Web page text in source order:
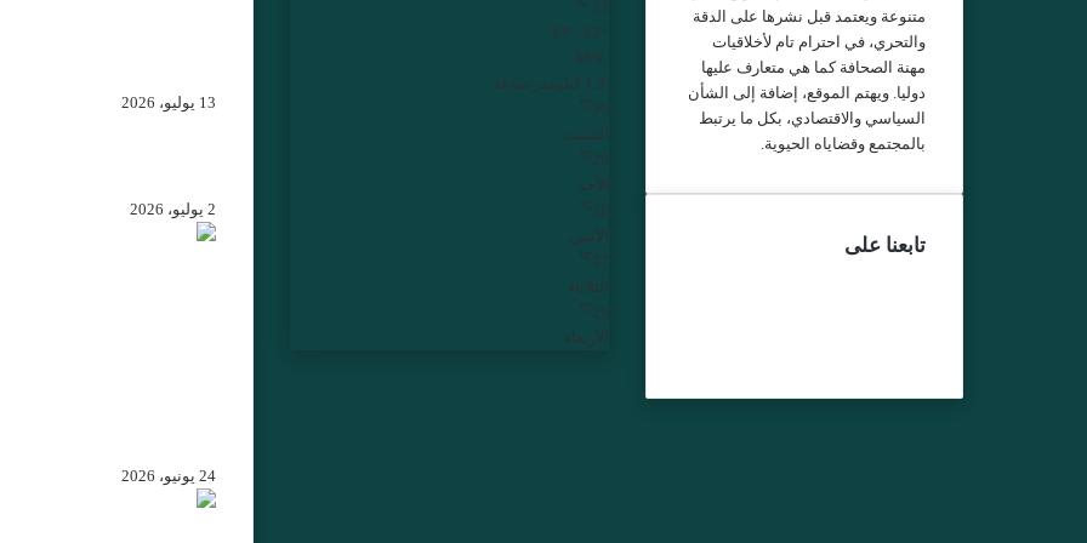
13 يوليو، 2026
2 يوليو، 2026
24 يونيو، 2026
23
88%
1.3 كيلومتر/ساعة
30
℃
السبت
29
℃
الأحد
26
℃
الأثنين
27
℃
الثلاثاء
29
℃
الأربعاء
متنوعة ويعتمد قبل نشرها على الدقة
والتحري، في احترام تام لأخلاقيات
مهنة الصحافة كما هي متعارف عليها
دوليا. ويهتم الموقع، إضافة إلى الشأن
السياسي والاقتصادي، بكل ما يرتبط
بالمجتمع وقضاياه الحيوية.
تابعنا على